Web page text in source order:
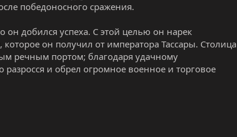
победоносного сражения.​
он добился успеха. С этой целью он нарек
он получил от императора Тассары. Столица
речным портом; благодаря удачному
и обрел огромное военное и торговое